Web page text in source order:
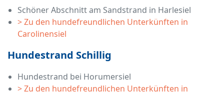
Schöner Abschnitt am Sandstrand in Harlesiel
> Zu den hundefreundlichen Unterkünften in
Carolinensiel
Hundestrand Schillig
Hundestrand bei Horumersiel
> Zu den hundefreundlichen Unterkünften in